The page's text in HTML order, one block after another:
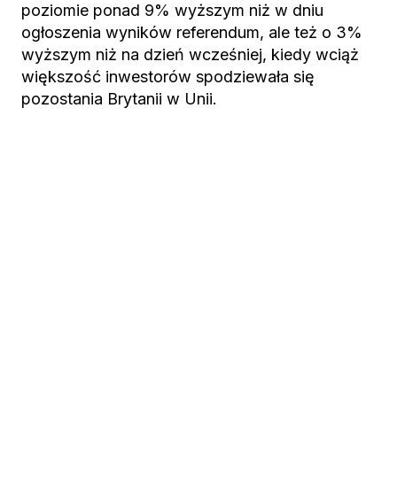
poziomie ponad 9% wyższym niż w dniu
ogłoszenia wyników referendum, ale też o 3%
wyższym niż na dzień wcześniej, kiedy wciąż
większość inwestorów spodziewała się
pozostania Brytanii w Unii.